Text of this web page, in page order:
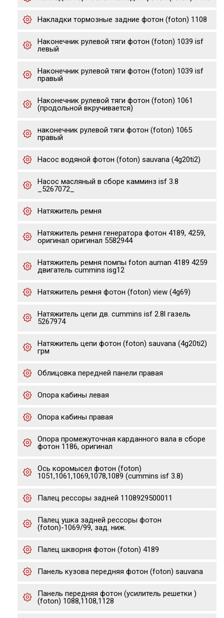
Накладки тормозные задние фотон (foton) 1108
Наконечник рулевой тяги фотон (foton) 1039 isf
левый
Наконечник рулевой тяги фотон (foton) 1039 isf
правый
Наконечник рулевой тяги фотон (foton) 1061
(продольной вкручивается)
наконечник рулевой тяги фотон (foton) 1065
правый
Насос водяной фотон (foton) sauvana (4g20ti2)
Насос масляный в сборе камминз isf 3.8
_5267072_
Натяжитель ремня
Натяжитель ремня генератора фотон 4189, 4259,
оригинал оригинал 5582944
Натяжитель ремня помпы foton auman 4189 4259
двигатель cummins isg12
Натяжитель ремня фотон (foton) view (4g69)
Натяжитель цепи дв. cummins isf 2.8l газель
5267974
Натяжитель цепи фотон (foton) sauvana (4g20ti2)
грм
Облицовка передней панели правая
Опора кабины левая
Опора кабины правая
Опора промежуточная карданного вала в сборе
фотон 1186, оригинал
Ось коромысел фотон (foton)
1051,1061,1069,1078,1089 (cummins isf 3.8)
Палец рессоры задней 1108929500011
Палец ушка задней рессоры фотон
(foton)-1069/99, зад. ниж.
Палец шкворня фотон (foton) 4189
Панель кузова передняя фотон (foton) sauvana
Панель передняя фотон (усилитель решетки )
(foton) 1088,1108,1128